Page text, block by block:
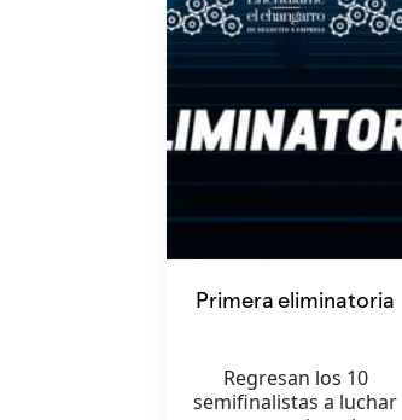
Primera eliminatoria
Regresan los 10
semifinalistas a luchar